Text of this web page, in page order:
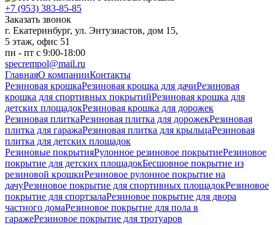
+7 (953) 383-85-85
Заказать звонок
г. Екатеринбург, ул. Энтузиастов, дом 15,
5 этаж, офис 51
пн - пт с 9:00-18:00
specrempol@mail.ru
ГлавнаяО компанииКонтакты
Резиновая крошкаРезиновая крошка для дачиРезиновая
крошка для спортивных покрытийРезиновая крошка для
детских площадокРезиновая крошка для дорожек
Резиновая плиткаРезиновая плитка для дорожекРезиновая
плитка для гаражаРезиновая плитка для крыльцаРезиновая
плитка для детских площадок
Резиновые покрытияРулонное резиновое покрытиеРезиновое
покрытие для детских площадокБесшовное покрытие из
резиновой крошкиРезиновое рулонное покрытие на
дачуРезиновое покрытие для спортивных площадокРезиновое
покрытие для спортзалаРезиновое покрытие для двора
частного домаРезиновое покрытие для пола в
гаражеРезиновое покрытие для тротуаров